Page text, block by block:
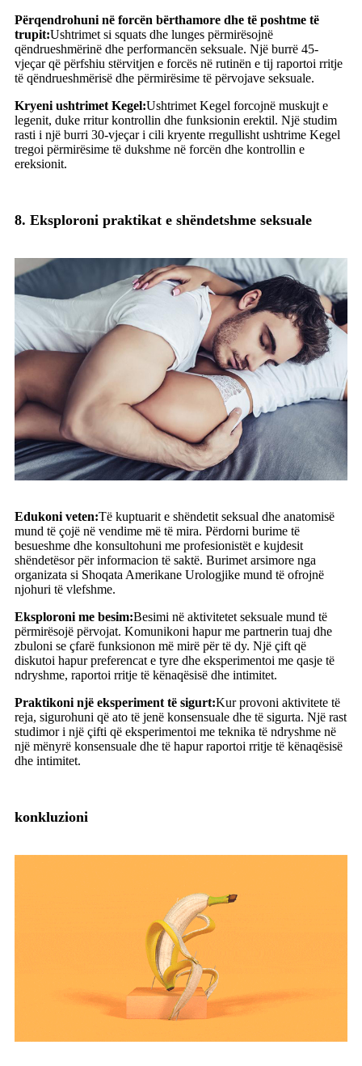
Përqendrohuni në forcën bërthamore dhe të poshtme të
trupit:Ushtrimet si squats dhe lunges përmirësojnë
qëndrueshmërinë dhe performancën seksuale. Një burrë 45-
vjeçar që përfshiu stërvitjen e forcës në rutinën e tij raportoi rritje
të qëndrueshmërisë dhe përmirësime të përvojave seksuale.
Kryeni ushtrimet Kegel:Ushtrimet Kegel forcojnë muskujt e
legenit, duke rritur kontrollin dhe funksionin erektil. Një studim
rasti i një burri 30-vjeçar i cili kryente rregullisht ushtrime Kegel
tregoi përmirësime të dukshme në forcën dhe kontrollin e
ereksionit.
8. Eksploroni praktikat e shëndetshme seksuale
Edukoni veten:Të kuptuarit e shëndetit seksual dhe anatomisë
mund të çojë në vendime më të mira. Përdorni burime të
besueshme dhe konsultohuni me profesionistët e kujdesit
shëndetësor për informacion të saktë. Burimet arsimore nga
organizata si Shoqata Amerikane Urologjike mund të ofrojnë
njohuri të vlefshme.
Eksploroni me besim:Besimi në aktivitetet seksuale mund të
përmirësojë përvojat. Komunikoni hapur me partnerin tuaj dhe
zbuloni se çfarë funksionon më mirë për të dy. Një çift që
diskutoi hapur preferencat e tyre dhe eksperimentoi me qasje të
ndryshme, raportoi rritje të kënaqësisë dhe intimitet.
Praktikoni një eksperiment të sigurt:Kur provoni aktivitete të
reja, sigurohuni që ato të jenë konsensuale dhe të sigurta. Një rast
studimor i një çifti që eksperimentoi me teknika të ndryshme në
një mënyrë konsensuale dhe të hapur raportoi rritje të kënaqësisë
dhe intimitet.
konkluzioni